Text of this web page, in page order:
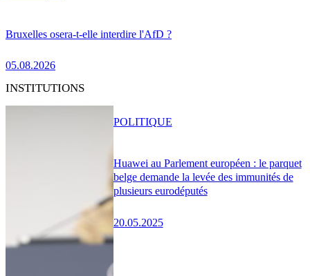
Bruxelles osera-t-elle interdire l'AfD ?
05.08.2026
INSTITUTIONS
Huawei au Parlement européen : le parquet
belge demande la levée des immunités de
plusieurs eurodéputés
20.05.2025
POLITIQUE